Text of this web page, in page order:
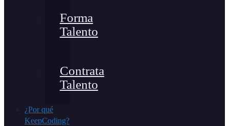
Forma
Talento
Contrata
Talento
¿Por qué
KeepCoding?